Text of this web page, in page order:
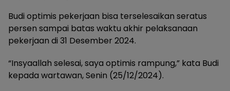
Budi optimis pekerjaan bisa terselesaikan seratus
persen sampai batas waktu akhir pelaksanaan
pekerjaan di 31 Desember 2024.
“Insyaallah selesai, saya optimis rampung,” kata Budi
kepada wartawan, Senin (25/12/2024).